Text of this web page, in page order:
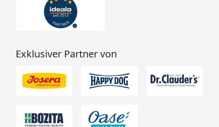
Exklusiver Partner von